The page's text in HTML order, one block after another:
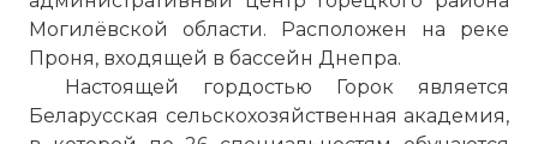
Могилёвской области. Расположен на реке
Проня, входящей в бассейн Днепра.
Настоящей гордостью Горок является
Беларусская сельскохозяйственная академия,